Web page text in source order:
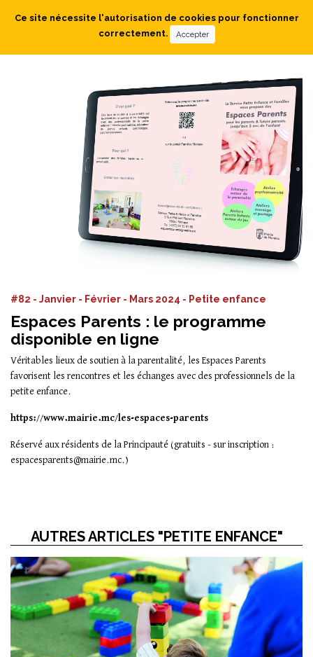
#82 - Janvier - Février - Mars 2024 - Petite enfance
Espaces Parents : le programme
disponible en ligne
Véritables lieux de soutien à la parentalité, les Espaces Parents
favorisent les rencontres et les échanges avec des professionnels de la
petite enfance.
https://www.mairie.mc/les-espaces-parents
Réservé aux résidents de la Principauté (gratuits - sur inscription :
espacesparents@mairie.mc.)
AUTRES ARTICLES "PETITE ENFANCE"
Ce site nécessite l'autorisation de cookies pour fonctionner
correctement.
Accepter